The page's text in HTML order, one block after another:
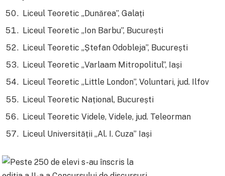
Liceul Teoretic „Dunărea”, Galați
Liceul Teoretic „Ion Barbu”, București
Liceul Teoretic „Ștefan Odobleja”, București
Liceul Teoretic „Varlaam Mitropolitul”, Iași
Liceul Teoretic „Little London”, Voluntari, jud. Ilfov
Liceul Teoretic Național, București
Liceul Teoretic Videle, Videle, jud. Teleorman
Liceul Universității „Al. I. Cuza” Iași